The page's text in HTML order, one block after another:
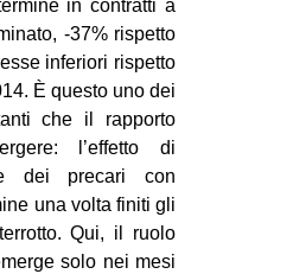
in contratti a
-37% rispetto
inferiori rispetto
È questo uno dei
che il rapporto
l’effetto di
dei precari con
una volta finiti gli
Qui, il ruolo
solo nei mesi